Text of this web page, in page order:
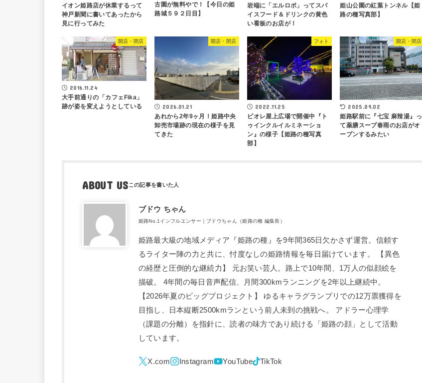
イオン姫路店が休業するって
神戸新聞に書いてあったから
見に行ってみた
古園が無料やで！【今日の姫
路城５９２日目】
岩端に「エルロボ」ってスパ
イスフード＆ドリンクの黄色
い看板のお店が！
姫山公園の紅葉トンネル【姫
路の種写真部】
開店・閉店
2016.11.24
大手前通りの「カフェFika」
跡が姿を変えようとしている
開店・閉店
2026.01.21
あれから2年9ヶ月！姫路中央
卸売市場跡の現在の様子を見
てきた
フォト
2022.11.25
ピオレ屋上広場で開催中『ト
ゥインクルイルミネーショ
ン』の様子【姫路の種写真
部】
開店・閉店
2025.09.02
姫路駅前に『七宝 麻辣湯』っ
て薬膳スープ春雨のお店がオ
ープンするみたい
ABOUT US
ブドウ ちゃん
姫路No.1インフルエンサー｜ブドウちゃん（姫路の種 編集長）
姫路最大級の地域メディア『姫路の種』を9年間365日欠かさず運営。信頼す
るライター陣の力と共に、忖度なしの姫路情報を毎日届けています。 【異色
の経歴と圧倒的な継続力】 元お笑い芸人。路上で10年間、1万人の似顔絵を
描破。 4年間の毎日音声配信、月間300kmランニングを2年以上継続中。
【2026年夏のビッグプロジェクト】 ゆるキャラグランプリでの12万票獲得を
目指し、日本縦断2500kmランという前人未到の挑戦へ。 アドラー心理学
（課題の分離）を指針に、読者の味方であり続ける「姫路の顔」として活動
しています。